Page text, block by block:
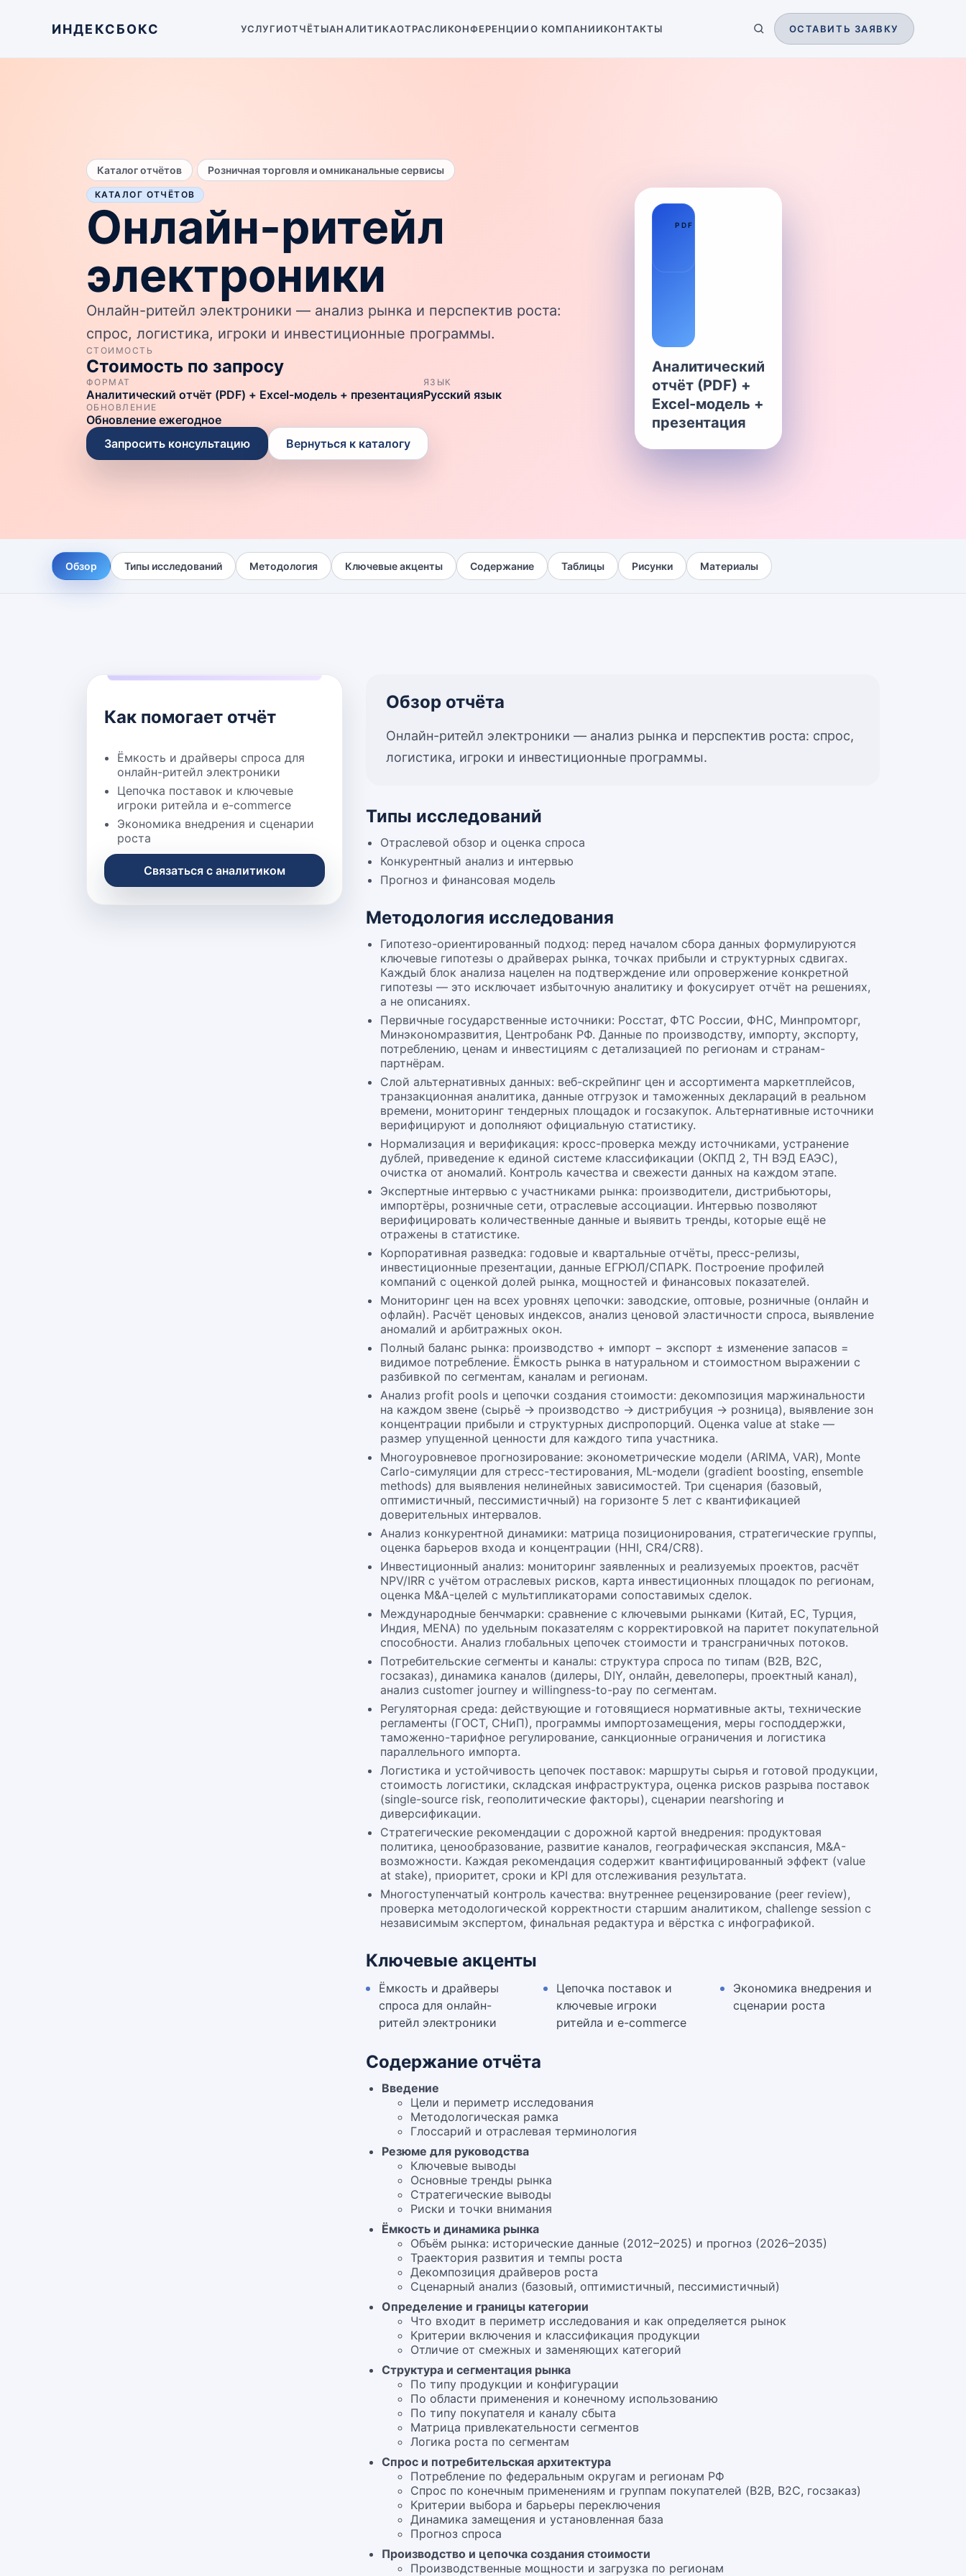
ИНДЕКСБОКС УСЛУГИОТЧЁТЫАНАЛИТИКАОТРАСЛИКОНФЕРЕНЦИИО КОМПАНИИКОНТАКТЫ ОСТАВИТЬ ЗАЯВКУ
Каталог отчётов Розничная торговля и омниканальные сервисы
КАТАЛОГ ОТЧЁТОВ
Онлайн-ритейл
электроники
Онлайн-ритейл электроники — анализ рынка и перспектив роста:
спрос, логистика, игроки и инвестиционные программы.
СТОИМОСТЬ
Стоимость по запросу
ФОРМАТ
Аналитический отчёт (PDF) + Excel-модель + презентация
ЯЗЫК
Русский язык
ОБНОВЛЕНИЕ
Обновление ежегодное
Запросить консультацию
Вернуться к каталогу
PDF
Аналитический
отчёт (PDF) +
Excel-модель +
презентация
Обзор Типы исследований Методология Ключевые акценты Содержание Таблицы Рисунки Материалы
Как помогает отчёт
Ёмкость и драйверы спроса для
онлайн-ритейл электроники
Цепочка поставок и ключевые
игроки ритейла и e-commerce
Экономика внедрения и сценарии
роста
Связаться с аналитиком
Обзор отчёта
Онлайн-ритейл электроники — анализ рынка и перспектив роста: спрос,
логистика, игроки и инвестиционные программы.
Типы исследований
Отраслевой обзор и оценка спроса
Конкурентный анализ и интервью
Прогноз и финансовая модель
Методология исследования
Гипотезо-ориентированный подход: перед началом сбора данных формулируются
ключевые гипотезы о драйверах рынка, точках прибыли и структурных сдвигах.
Каждый блок анализа нацелен на подтверждение или опровержение конкретной
гипотезы — это исключает избыточную аналитику и фокусирует отчёт на решениях,
а не описаниях.
Первичные государственные источники: Росстат, ФТС России, ФНС, Минпромторг,
Минэкономразвития, Центробанк РФ. Данные по производству, импорту, экспорту,
потреблению, ценам и инвестициям с детализацией по регионам и странам-
партнёрам.
Слой альтернативных данных: веб-скрейпинг цен и ассортимента маркетплейсов,
транзакционная аналитика, данные отгрузок и таможенных деклараций в реальном
времени, мониторинг тендерных площадок и госзакупок. Альтернативные источники
верифицируют и дополняют официальную статистику.
Нормализация и верификация: кросс-проверка между источниками, устранение
дублей, приведение к единой системе классификации (ОКПД 2, ТН ВЭД ЕАЭС),
очистка от аномалий. Контроль качества и свежести данных на каждом этапе.
Экспертные интервью с участниками рынка: производители, дистрибьюторы,
импортёры, розничные сети, отраслевые ассоциации. Интервью позволяют
верифицировать количественные данные и выявить тренды, которые ещё не
отражены в статистике.
Корпоративная разведка: годовые и квартальные отчёты, пресс-релизы,
инвестиционные презентации, данные ЕГРЮЛ/СПАРК. Построение профилей
компаний с оценкой долей рынка, мощностей и финансовых показателей.
Мониторинг цен на всех уровнях цепочки: заводские, оптовые, розничные (онлайн и
офлайн). Расчёт ценовых индексов, анализ ценовой эластичности спроса, выявление
аномалий и арбитражных окон.
Полный баланс рынка: производство + импорт − экспорт ± изменение запасов =
видимое потребление. Ёмкость рынка в натуральном и стоимостном выражении с
разбивкой по сегментам, каналам и регионам.
Анализ profit pools и цепочки создания стоимости: декомпозиция маржинальности
на каждом звене (сырьё → производство → дистрибуция → розница), выявление зон
концентрации прибыли и структурных диспропорций. Оценка value at stake —
размер упущенной ценности для каждого типа участника.
Многоуровневое прогнозирование: эконометрические модели (ARIMA, VAR), Monte
Carlo-симуляции для стресс-тестирования, ML-модели (gradient boosting, ensemble
methods) для выявления нелинейных зависимостей. Три сценария (базовый,
оптимистичный, пессимистичный) на горизонте 5 лет с квантификацией
доверительных интервалов.
Анализ конкурентной динамики: матрица позиционирования, стратегические группы,
оценка барьеров входа и концентрации (HHI, CR4/CR8).
Инвестиционный анализ: мониторинг заявленных и реализуемых проектов, расчёт
NPV/IRR с учётом отраслевых рисков, карта инвестиционных площадок по регионам,
оценка M&A-целей с мультипликаторами сопоставимых сделок.
Международные бенчмарки: сравнение с ключевыми рынками (Китай, ЕС, Турция,
Индия, MENA) по удельным показателям с корректировкой на паритет покупательной
способности. Анализ глобальных цепочек стоимости и трансграничных потоков.
Потребительские сегменты и каналы: структура спроса по типам (B2B, B2C,
госзаказ), динамика каналов (дилеры, DIY, онлайн, девелоперы, проектный канал),
анализ customer journey и willingness-to-pay по сегментам.
Регуляторная среда: действующие и готовящиеся нормативные акты, технические
регламенты (ГОСТ, СНиП), программы импортозамещения, меры господдержки,
таможенно-тарифное регулирование, санкционные ограничения и логистика
параллельного импорта.
Логистика и устойчивость цепочек поставок: маршруты сырья и готовой продукции,
стоимость логистики, складская инфраструктура, оценка рисков разрыва поставок
(single-source risk, геополитические факторы), сценарии nearshoring и
диверсификации.
Стратегические рекомендации с дорожной картой внедрения: продуктовая
политика, ценообразование, развитие каналов, географическая экспансия, M&A-
возможности. Каждая рекомендация содержит квантифицированный эффект (value
at stake), приоритет, сроки и KPI для отслеживания результата.
Многоступенчатый контроль качества: внутреннее рецензирование (peer review),
проверка методологической корректности старшим аналитиком, challenge session с
независимым экспертом, финальная редактура и вёрстка с инфографикой.
Ключевые акценты
Ёмкость и драйверы
спроса для онлайн-
ритейл электроники
Цепочка поставок и
ключевые игроки
ритейла и e-commerce
Экономика внедрения и
сценарии роста
Содержание отчёта
Введение
Цели и периметр исследования
Методологическая рамка
Глоссарий и отраслевая терминология
Резюме для руководства
Ключевые выводы
Основные тренды рынка
Стратегические выводы
Риски и точки внимания
Ёмкость и динамика рынка
Объём рынка: исторические данные (2012–2025) и прогноз (2026–2035)
Траектория развития и темпы роста
Декомпозиция драйверов роста
Сценарный анализ (базовый, оптимистичный, пессимистичный)
Определение и границы категории
Что входит в периметр исследования и как определяется рынок
Критерии включения и классификация продукции
Отличие от смежных и заменяющих категорий
Структура и сегментация рынка
По типу продукции и конфигурации
По области применения и конечному использованию
По типу покупателя и каналу сбыта
Матрица привлекательности сегментов
Логика роста по сегментам
Спрос и потребительская архитектура
Потребление по федеральным округам и регионам РФ
Спрос по конечным применениям и группам покупателей (B2B, B2C, госзаказ)
Критерии выбора и барьеры переключения
Динамика замещения и установленная база
Прогноз спроса
Производство и цепочка создания стоимости
Производственные мощности и загрузка по регионам